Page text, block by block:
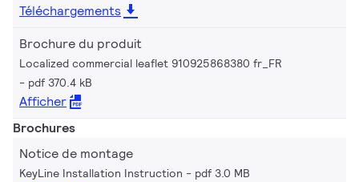
Téléchargements
Brochure du produit
Localized commercial leaflet 910925868380 fr_FR
pdf 370.4 kB
Afficher
Brochures
Notice de montage
KeyLine Installation Instruction pdf 3.0 MB